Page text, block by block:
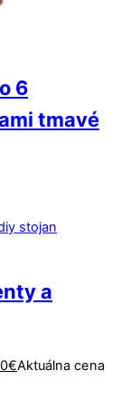
6
tmavé
a
€Aktuálna cena